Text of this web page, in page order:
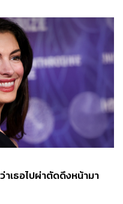
เธอไปผ่าตัดดึงหน้ามา